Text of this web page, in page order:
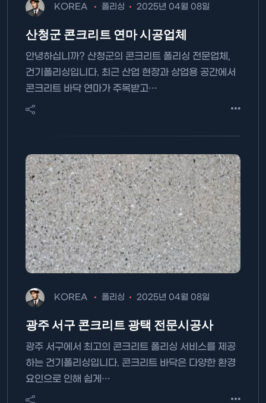
KOREA 폴리싱 2025년 04월 08일
산청군 콘크리트 연마 시공업체
안녕하십니까? 산청군의 콘크리트 폴리싱 전문업체,
건기폴리싱입니다. 최근 산업 현장과 상업용 공간에서
콘크리트 바닥 연마가 주목받고…
KOREA 폴리싱 2025년 04월 08일
광주 서구 콘크리트 광택 전문시공사
광주 서구에서 최고의 콘크리트 폴리싱 서비스를 제공
하는 건기폴리싱입니다. 콘크리트 바닥은 다양한 환경
요인으로 인해 쉽게…